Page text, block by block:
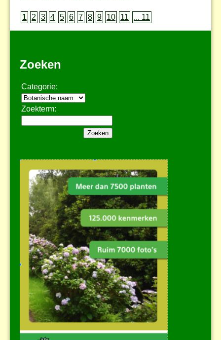
1 2 3 4 5 6 7 8 9 10 11 ... 11
Zoeken
Categorie:
Zoekterm: